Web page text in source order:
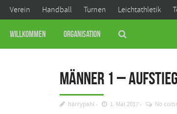
Verein Handball Turnen Leichtathletik
Willkommen Organisation
Männer 1 –
harrypahl 1. Mai 2017 No